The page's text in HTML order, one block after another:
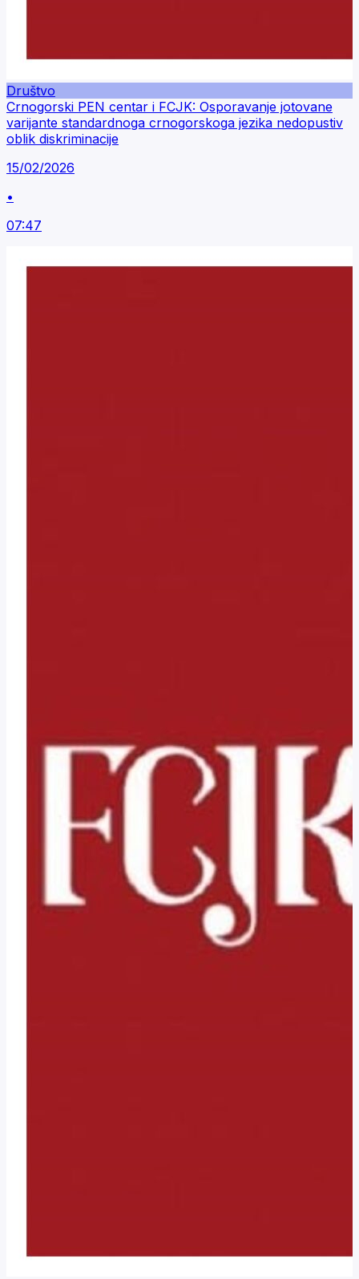
Društvo
Crnogorski PEN centar i FCJK: Osporavanje jotovane
varijante standardnoga crnogorskoga jezika nedopustiv
oblik diskriminacije
15/02/2026
•
07:47